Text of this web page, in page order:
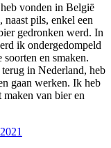
vonden in België
pils, enkel een
gedronken werd. In
ik ondergedompeld
en smaken.
in Nederland, heb
gaan werken. Ik heb
maken van bier en